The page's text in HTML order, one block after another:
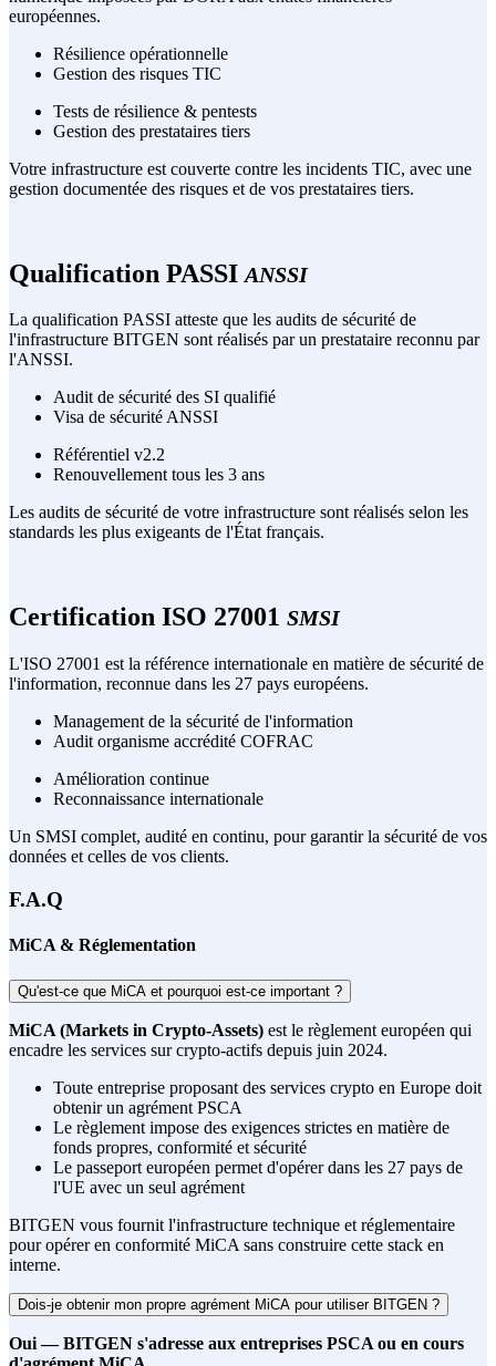
européennes.
Résilience opérationnelle
Gestion des risques TIC
Tests de résilience & pentests
Gestion des prestataires tiers
Votre infrastructure est couverte contre les incidents TIC, avec une
gestion documentée des risques et de vos prestataires tiers.
Qualification PASSI ANSSI
La qualification PASSI atteste que les audits de sécurité de
l'infrastructure BITGEN sont réalisés par un prestataire reconnu par
l'ANSSI.
Audit de sécurité des SI qualifié
Visa de sécurité ANSSI
Référentiel v2.2
Renouvellement tous les 3 ans
Les audits de sécurité de votre infrastructure sont réalisés selon les
standards les plus exigeants de l'État français.
Certification ISO 27001 SMSI
L'ISO 27001 est la référence internationale en matière de sécurité de
l'information, reconnue dans les 27 pays européens.
Management de la sécurité de l'information
Audit organisme accrédité COFRAC
Amélioration continue
Reconnaissance internationale
Un SMSI complet, audité en continu, pour garantir la sécurité de vos
données et celles de vos clients.
F.A.Q
MiCA & Réglementation
Qu'est-ce que MiCA et pourquoi est-ce important ?
MiCA (Markets in Crypto-Assets) est le règlement européen qui
encadre les services sur crypto-actifs depuis juin 2024.
Toute entreprise proposant des services crypto en Europe doit
obtenir un agrément PSCA
Le règlement impose des exigences strictes en matière de
fonds propres, conformité et sécurité
Le passeport européen permet d'opérer dans les 27 pays de
l'UE avec un seul agrément
BITGEN vous fournit l'infrastructure technique et réglementaire
pour opérer en conformité MiCA sans construire cette stack en
interne.
Dois-je obtenir mon propre agrément MiCA pour utiliser BITGEN ?
Oui — BITGEN s'adresse aux entreprises PSCA ou en cours